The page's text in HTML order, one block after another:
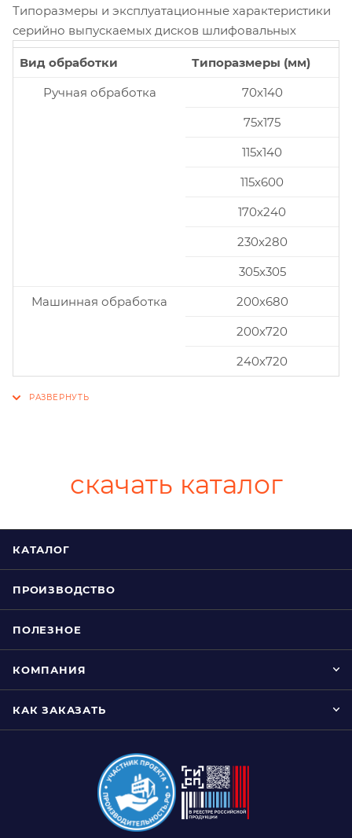
Типоразмеры и эксплуатационные характеристики
серийно выпускаемых дисков шлифовальных
Вид обработки
Типоразмеры (мм)
Ручная обработка
70x140
75x175
115x140
115x600
170x240
230x280
305x305
Машинная обработка
200х680
200х720
240х720
скачать каталог
КАТАЛОГ
ПРОИЗВОДСТВО
ПОЛЕЗНОЕ
КОМПАНИЯ
КАК ЗАКАЗАТЬ